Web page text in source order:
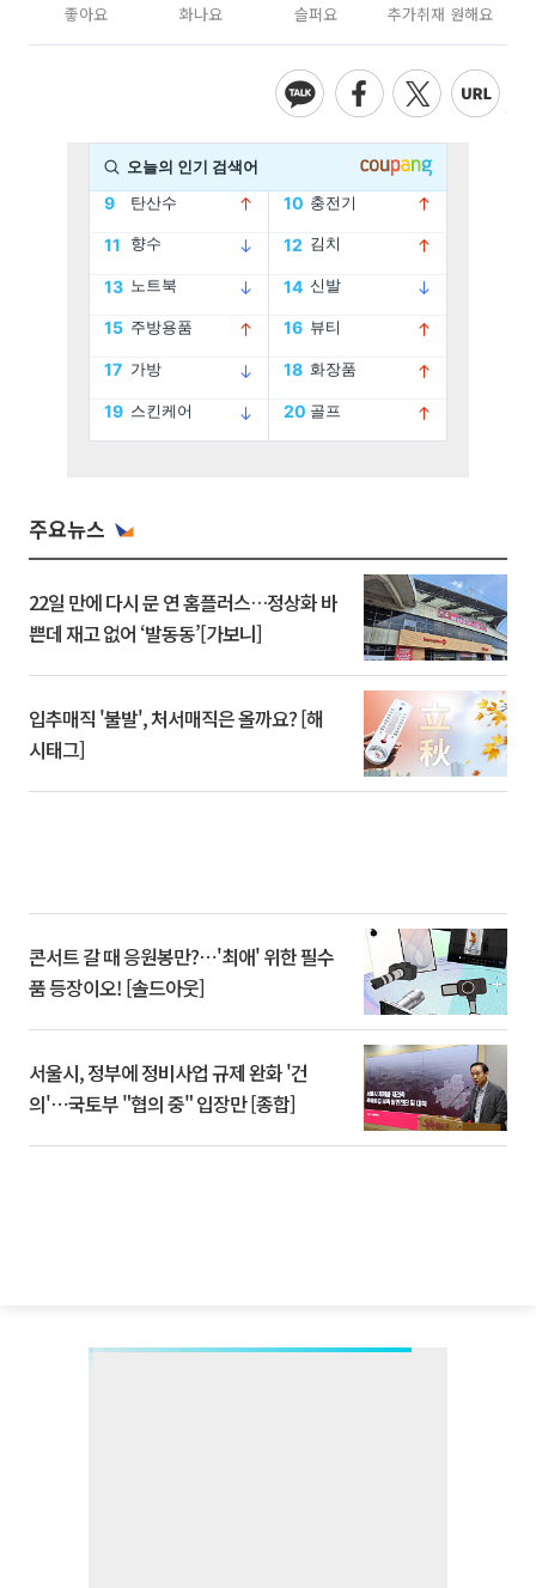
좋아요 화나요 슬퍼요 추가취재 원해요
주요뉴스
22일 만에 다시 문 연 홈플러스…정상화 바
쁜데 재고 없어 ‘발동동’[가보니]
입추매직 '불발', 처서매직은 올까요? [해
시태그]
콘서트 갈 때 응원봉만?⋯'최애' 위한 필수
품 등장이오! [솔드아웃]
서울시, 정부에 정비사업 규제 완화 '건
의'⋯국토부 "협의 중" 입장만 [종합]